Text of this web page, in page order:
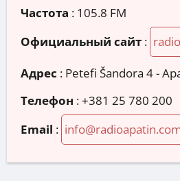
Частота : 105.8 FM
Официальный сайт :
Адрес : Petefi Šandora 4 -
Телефон :+381 25 780 200
Email :